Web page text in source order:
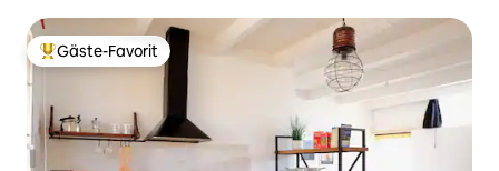
Beliebter Gäste-Favorit.
Gäste-Favorit